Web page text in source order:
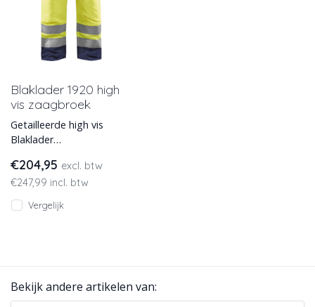
Blaklader 1920 high
vis zaagbroek
Getailleerde high vis
Blaklader
de veeleisende gebruiker
met motorzaag, voorzi
€204,95 excl. btw
€247,99 incl. btw
Vergelijk
Bekijk andere artikelen van: